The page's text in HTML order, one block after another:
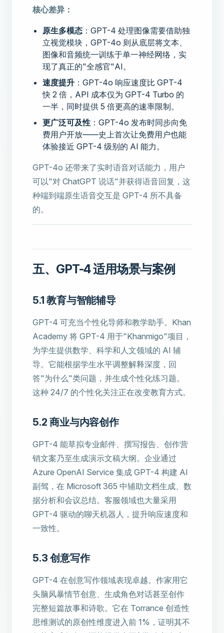
核心差异：
原生多模态 ：GPT-4 处理图像需要借助独
立视觉模块，GPT-4o 则从底层将文本、
图像和音频统一训练于单一神经网络，实
现了真正的"全感官"AI。
速度提升 ：GPT-4o 响应速度比 GPT-4
快 2 倍，API 成本仅为 GPT-4 Turbo 的
一半，同时提供 5 倍更高的速率限制。
更广泛可及性 ：GPT-4o 发布时同步向免
费用户开放——史上首次让免费用户也能
体验接近 GPT-4 级别的 AI 能力。
GPT-4o 还带来了实时语音对话能力，用户
可以"对 ChatGPT 说话"并获得语音回复，这
种端到端原生语音交互是 GPT-4 所不具备
的。
五、GPT-4 适用场景与案例
5.1 教育与智能辅导
GPT-4 可充当个性化导师和教学助手。Khan
Academy 将 GPT-4 用于"Khanmigo"项目，
为学生提供数学、科学和人文领域的 AI 辅
导。它能根据学生水平调整解释深度，回
答"为什么"类问题，并生成个性化练习题。
这种 24/7 的个性化关注正在改变教育方式。
5.2 商业与内容创作
GPT-4 能草拟专业邮件、撰写报告、创作营
销文案乃至生成演示文稿大纲。企业通过
Azure OpenAI Service 集成 GPT-4 构建 AI
副驾，在 Microsoft 365 中辅助文档生成、数
据分析和会议总结。客服领域也大量采用
GPT-4 驱动的聊天机器人，提升响应速度和
一致性。
5.3 创意写作
GPT-4 在创意写作领域表现卓越。作家用它
头脑风暴情节创意、生成角色对话甚至创作
完整短篇故事和诗歌。它在 Torrance 创造性
思维测试的原创性维度进入前 1%，证明其不